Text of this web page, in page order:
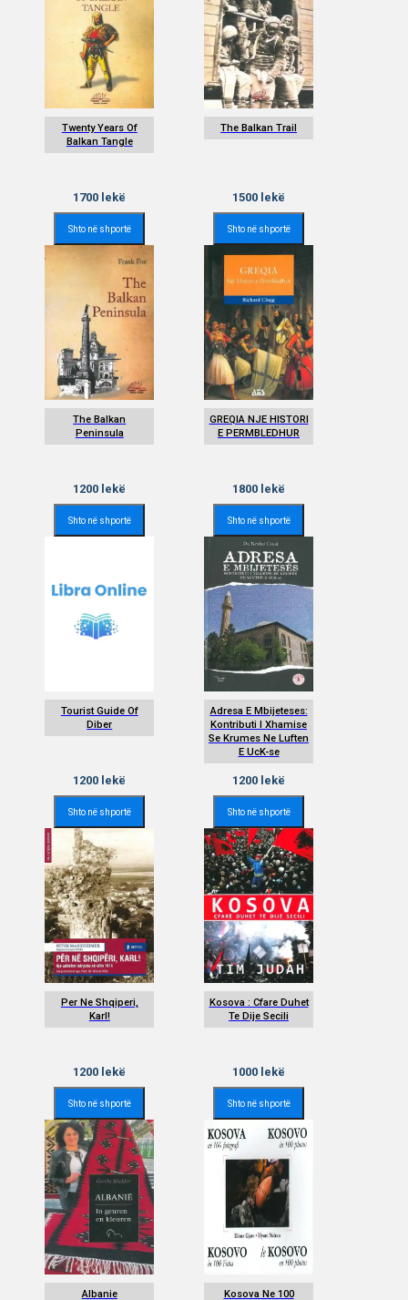
Twenty Years Of
Balkan Tangle
1700 lekë
Shto në shportë
The Balkan Trail
1500 lekë
Shto në shportë
The Balkan
Peninsula
1200 lekë
Shto në shportë
GREQIA NJE HISTORI
E PERMBLEDHUR
1800 lekë
Shto në shportë
Tourist Guide Of
Diber
1200 lekë
Shto në shportë
Adresa E Mbijeteses:
Kontributi I Xhamise
Se Krumes Ne Luften
E UcK-se
1200 lekë
Shto në shportë
Per Ne Shqiperi,
Karl!
1200 lekë
Shto në shportë
Kosova : Cfare Duhet
Te Dije Secili
1000 lekë
Shto në shportë
Albanie Kosova Ne 100